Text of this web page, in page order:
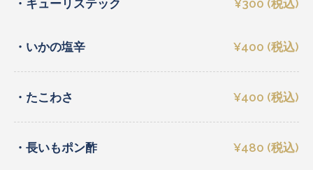
・キューリステック ¥300 (税込)
・いかの塩辛 ¥400 (税込)
・たこわさ ¥400 (税込)
・長いもポン酢 ¥480 (税込)